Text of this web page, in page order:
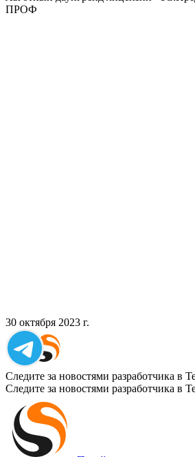
ПРОФ
30 октября 2023 г.
Следите за новостями разработчика в
Следите за новостями разработчика в